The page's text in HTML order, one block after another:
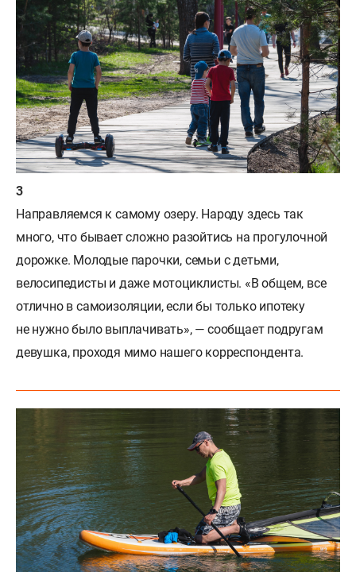
Направляемся к самому озеру. Народу здесь так
много, что бывает сложно разойтись на прогулочной
дорожке. Молодые парочки, семьи с детьми,
велосипедисты и даже мотоциклисты. «В общем, все
отлично в самоизоляции, если бы только ипотеку
не нужно было выплачивать», — сообщает подругам
девушка, проходя мимо нашего корреспондента.